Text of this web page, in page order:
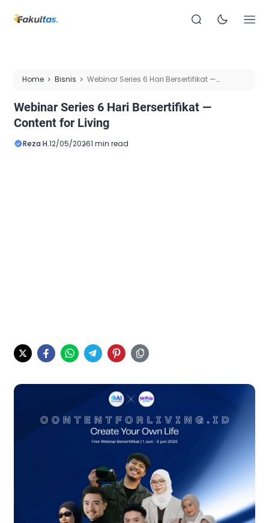
Home Bisnis
Webinar Series 6 Hari Bersertifikat —
Webinar Series 6 Hari Bersertifikat —
Content for Living
Reza H.12/05/20261 min read